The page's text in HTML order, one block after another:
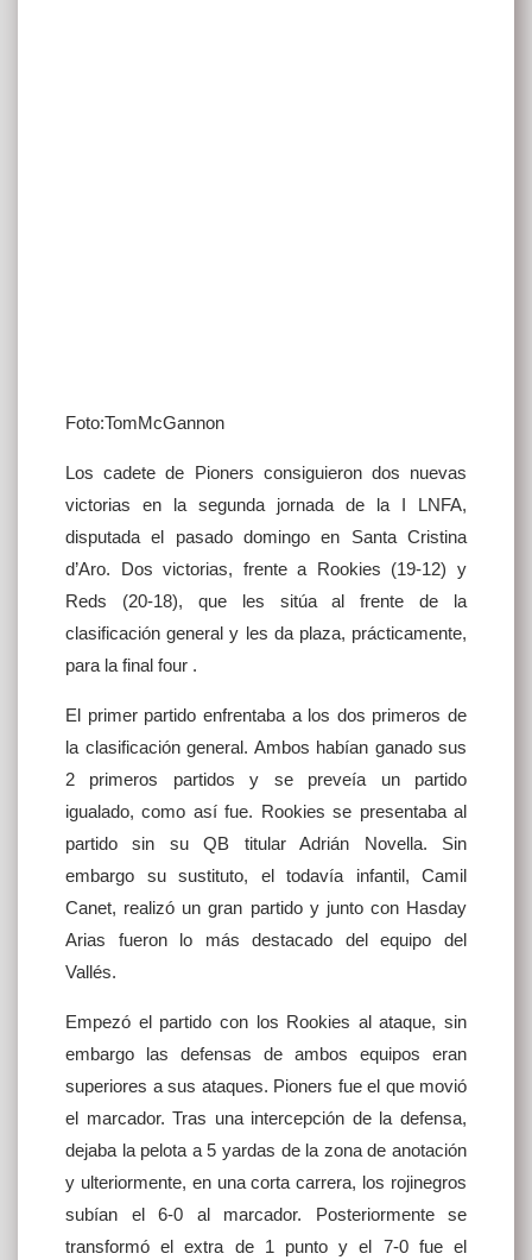
Foto:TomMcGannon
Los cadete de Pioners consiguieron dos nuevas
victorias en la segunda jornada de la I LNFA,
disputada el pasado domingo en Santa Cristina
d’Aro. Dos victorias, frente a Rookies (19-12) y
Reds (20-18), que les sitúa al frente de la
clasificación general y les da plaza, prácticamente,
para la final four .
El primer partido enfrentaba a los dos primeros de
la clasificación general. Ambos habían ganado sus
2 primeros partidos y se preveía un partido
igualado, como así fue. Rookies se presentaba al
partido sin su QB titular Adrián Novella. Sin
embargo su sustituto, el todavía infantil, Camil
Canet, realizó un gran partido y junto con Hasday
Arias fueron lo más destacado del equipo del
Vallés.
Empezó el partido con los Rookies al ataque, sin
embargo las defensas de ambos equipos eran
superiores a sus ataques. Pioners fue el que movió
el marcador. Tras una intercepción de la defensa,
dejaba la pelota a 5 yardas de la zona de anotación
y ulteriormente, en una corta carrera, los rojinegros
subían el 6-0 al marcador. Posteriormente se
transformó el extra de 1 punto y el 7-0 fue el